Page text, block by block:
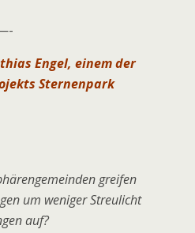
Engel, einem der
Sternenpark
greifen
um weniger Streulicht
auf?